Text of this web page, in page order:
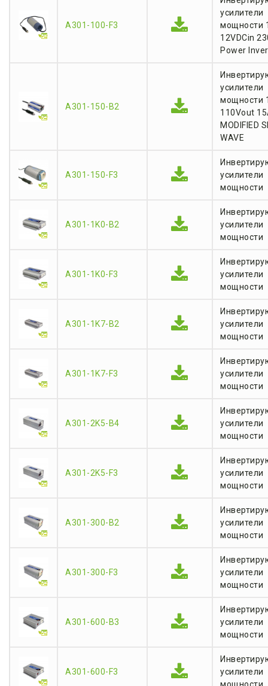
A301-100-F3
усилители
мощности
12VDCin
Power
A301-150-B2
усилители
мощности
110Vout
MODIFIED
WAVE
A301-150-F3
усилители
мощности
A301-1K0-B2
усилители
мощности
A301-1K0-F3
усилители
мощности
A301-1K7-B2
усилители
мощности
A301-1K7-F3
усилители
мощности
A301-2K5-B4
усилители
мощности
A301-2K5-F3
усилители
мощности
A301-300-B2
усилители
мощности
A301-300-F3
усилители
мощности
A301-600-B3
усилители
мощности
A301-600-F3
усилители